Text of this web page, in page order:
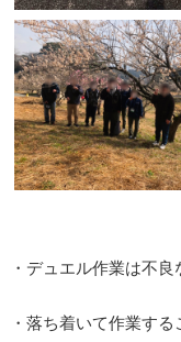
・デュエル作業は不良
・落ち着いて作業する